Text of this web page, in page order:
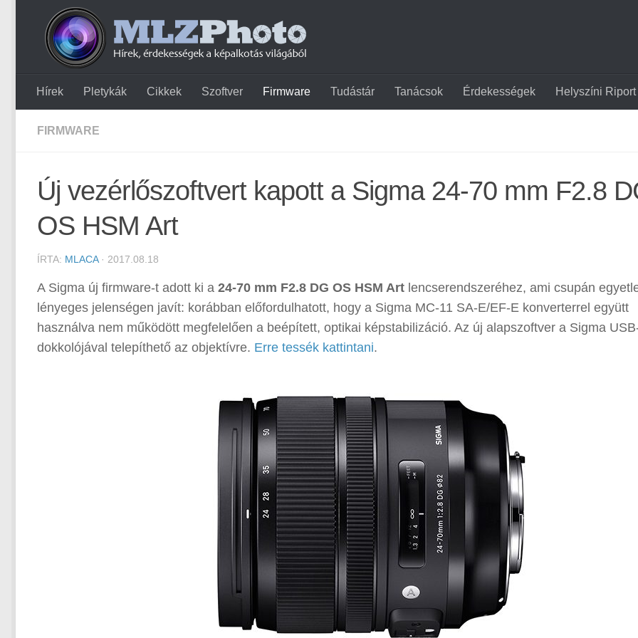
Hírek Pletykák Cikkek Szoftver Firmware Tudástár Tanácsok Érdekességek Helyszíni Riport
FIRMWARE
Új vezérlőszoftvert kapott a Sigma 24-70 mm F2.8
OS HSM Art
ÍRTA: MLACA· 2017.08.18
A Sigma új firmware-t adott ki a 24-70 mm F2.8 DG OS HSM Art lencserendszeréhez, ami csupán
lényeges jelenségen javít: korábban előfordulhatott, hogy a Sigma MC-11 SA-E/EF-E konverterrel együtt
használva nem működött megfelelően a beépített, optikai képstabilizáció. Az új alapszoftver a Sigma
dokkolójával telepíthető az objektívre. Erre tessék kattintani.